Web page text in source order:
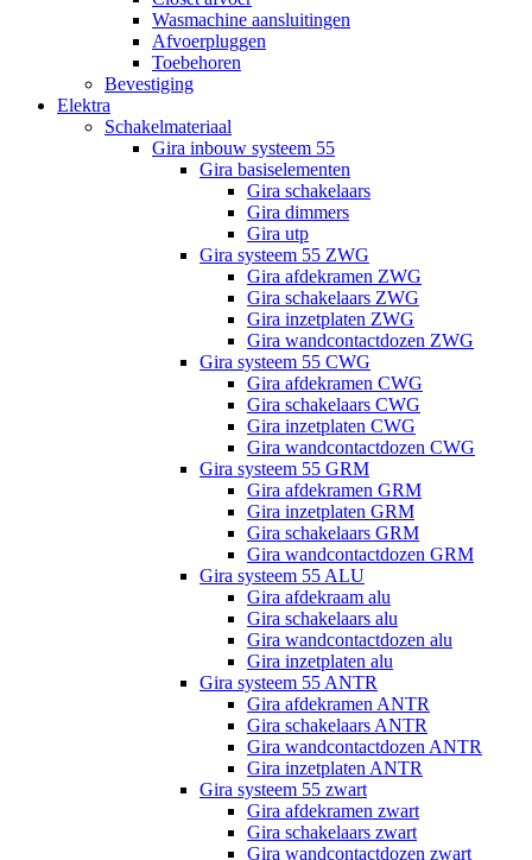
Wasmachine aansluitingen
Afvoerpluggen
Toebehoren
Bevestiging
Elektra
Schakelmateriaal
Gira inbouw systeem 55
Gira basiselementen
Gira schakelaars
Gira dimmers
Gira utp
Gira systeem 55 ZWG
Gira afdekramen ZWG
Gira schakelaars ZWG
Gira inzetplaten ZWG
Gira wandcontactdozen ZWG
Gira systeem 55 CWG
Gira afdekramen CWG
Gira schakelaars CWG
Gira inzetplaten CWG
Gira wandcontactdozen CWG
Gira systeem 55 GRM
Gira afdekramen GRM
Gira inzetplaten GRM
Gira schakelaars GRM
Gira wandcontactdozen GRM
Gira systeem 55 ALU
Gira afdekraam alu
Gira schakelaars alu
Gira wandcontactdozen alu
Gira inzetplaten alu
Gira systeem 55 ANTR
Gira afdekramen ANTR
Gira schakelaars ANTR
Gira wandcontactdozen ANTR
Gira inzetplaten ANTR
Gira systeem 55 zwart
Gira afdekramen zwart
Gira schakelaars zwart
Gira wandcontactdozen zwart